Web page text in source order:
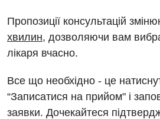
Пропозиції консультацій
хвилин, дозволяючи вам
лікаря вчасно.
Все що необхідно - це
“Записатися на прийом" і
заявки. Дочекайтеся